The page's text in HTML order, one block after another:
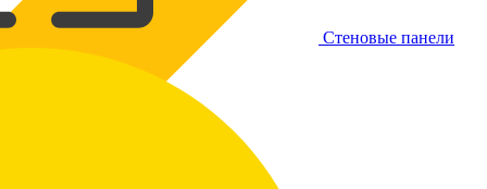
Стеновые панели